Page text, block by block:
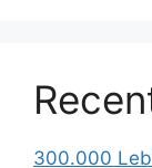
300.000